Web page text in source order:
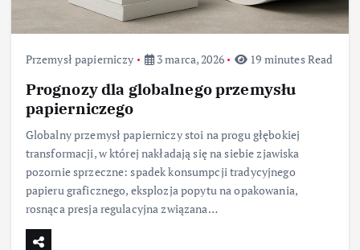
Przemysł papierniczy 3 marca, 2026 19 minutes Read
Prognozy dla globalnego przemysłu
papierniczego
Globalny przemysł papierniczy stoi na progu głębokiej
transformacji, w której nakładają się na siebie zjawiska
pozornie sprzeczne: spadek konsumpcji tradycyjnego
papieru graficznego, eksplozja popytu na opakowania,
rosnąca presja regulacyjna związana…